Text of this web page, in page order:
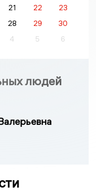
21 22
23
28 29
30
4 5 6
людей